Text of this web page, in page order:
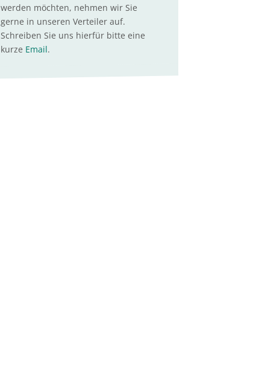
werden möchten, nehmen wir Sie
gerne in unseren Verteiler auf.
Schreiben Sie uns hierfür bitte eine
kurze Email.